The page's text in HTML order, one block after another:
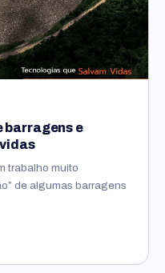
barragens e
trabalho muito
de algumas barragens